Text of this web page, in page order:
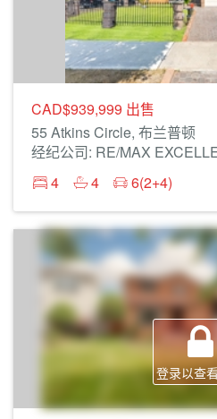
CAD$939,999 出售
55 Atkins Circle, 布兰普顿
经纪公司: RE/MAX
4
4 6(2+4)
登录以查